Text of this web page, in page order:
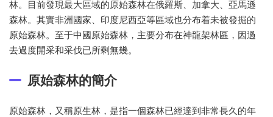
林。目前發現最大區域的原始森林在俄羅斯、加拿大、亞馬遜
森林。其實非洲國家、印度尼西亞等區域也分布着未被發掘的
原始森林。至于中國原始森林，主要分布在神龍架林區，因過
去過度開采和采伐已所剩無幾。
原始森林的簡介
原始森林，又稱原生林，是指一個森林已經達到非常長久的年